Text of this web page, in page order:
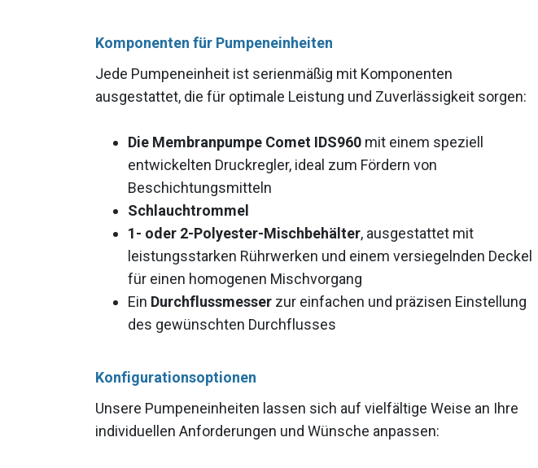
Komponenten für Pumpeneinheiten
Jede Pumpeneinheit ist serienmäßig mit Komponenten
ausgestattet, die für optimale Leistung und Zuverlässigkeit sorgen:
Die Membranpumpe Comet IDS960 mit einem speziell
entwickelten Druckregler, ideal zum Fördern von
Beschichtungsmitteln
Schlauchtrommel
1- oder 2-Polyester-Mischbehälter, ausgestattet mit
leistungsstarken Rührwerken und einem versiegelnden Deckel
für einen homogenen Mischvorgang
Ein Durchflussmesser zur einfachen und präzisen Einstellung
des gewünschten Durchflusses
Konfigurationsoptionen
Unsere Pumpeneinheiten lassen sich auf vielfältige Weise an Ihre
individuellen Anforderungen und Wünsche anpassen: